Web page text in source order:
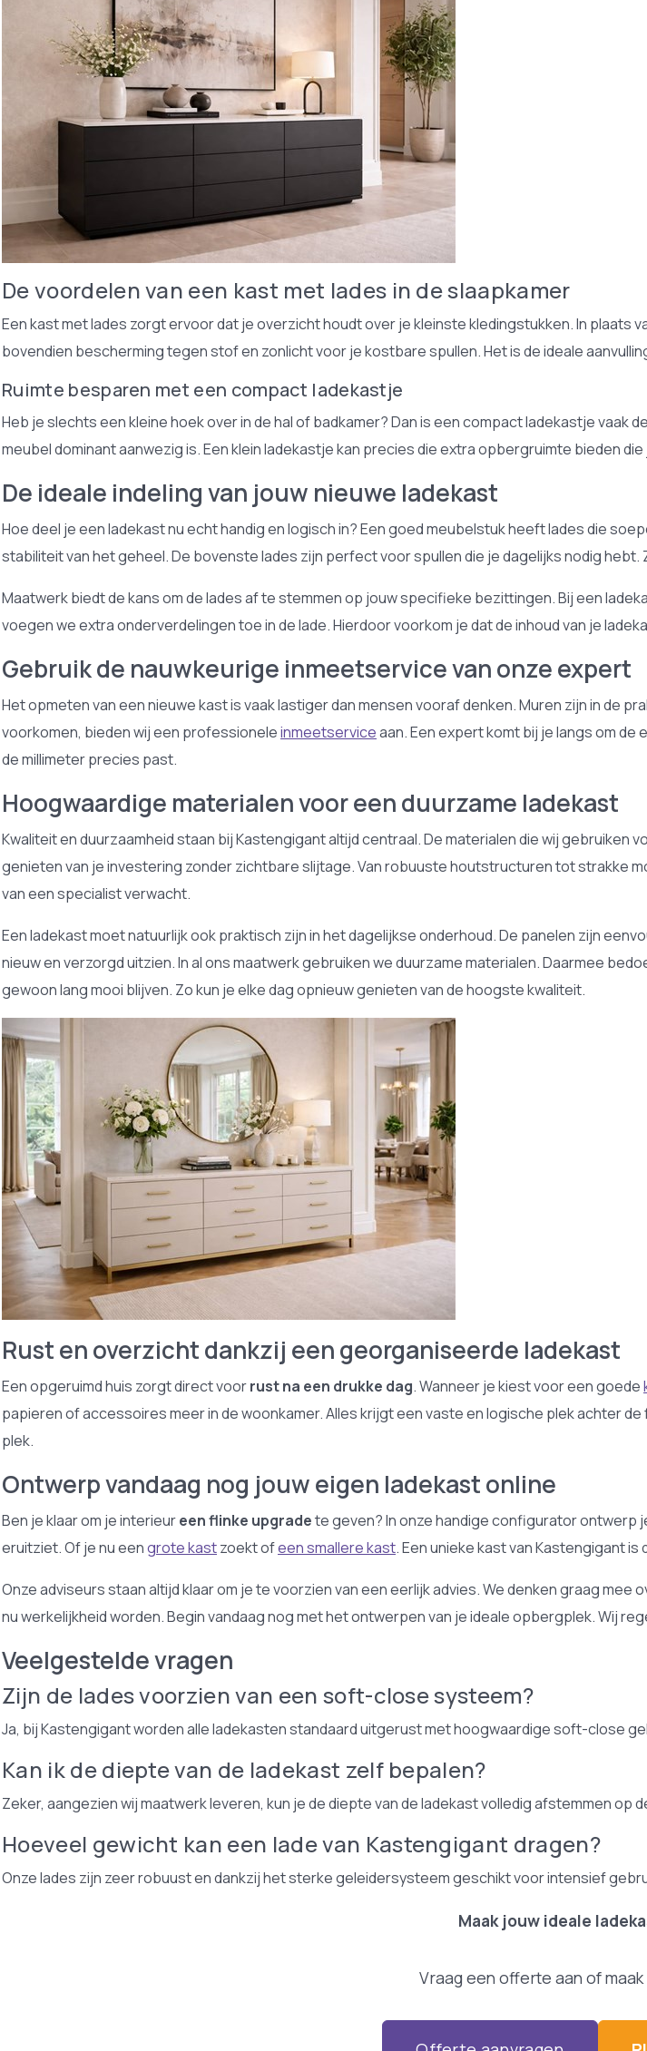
De voordelen van een kast met lades in de slaapkamer
Een kast met lades zorgt ervoor dat je overzicht houdt over je kleinste kledingstukken. In plaats
bovendien bescherming tegen stof en zonlicht voor je kostbare spullen. Het is de ideale
Ruimte besparen met een compact ladekastje
Heb je slechts een kleine hoek over in de hal of badkamer? Dan is een compact ladekastje
meubel dominant aanwezig is. Een klein ladekastje kan precies die extra opbergruimte bieden
De ideale indeling van jouw nieuwe ladekast
Hoe deel je een ladekast nu echt handig en logisch in? Een goed meubelstuk heeft lades die
stabiliteit van het geheel. De bovenste lades zijn perfect voor spullen die je dagelijks nodig
Maatwerk biedt de kans om de lades af te stemmen op jouw specifieke bezittingen. Bij een
voegen we extra onderverdelingen toe in de lade. Hierdoor voorkom je dat de inhoud van je
Gebruik de nauwkeurige inmeetservice van onze expert
Het opmeten van een nieuwe kast is vaak lastiger dan mensen vooraf denken. Muren zijn in de
voorkomen, bieden wij een professioneleinmeetserviceaan. Een expert komt bij je langs om
de millimeter precies past.
Hoogwaardige materialen voor een duurzame ladekast
Kwaliteit en duurzaamheid staan bij Kastengigant altijd centraal. De materialen die wij
genieten van je investering zonder zichtbare slijtage. Van robuuste houtstructuren tot strakke
van een specialist verwacht.
Een ladekast moet natuurlijk ook praktisch zijn in het dagelijkse onderhoud. De panelen zijn
nieuw en verzorgd uitzien. In al ons maatwerk gebruiken we duurzame materialen. Daarmee
gewoon lang mooi blijven. Zo kun je elke dag opnieuw genieten van de hoogste kwaliteit.
Rust en overzicht dankzij een georganiseerde ladekast
Een opgeruimd huis zorgt direct voorrust na een drukke dag. Wanneer je kiest voor een goede
papieren of accessoires meer in de woonkamer. Alles krijgt een vaste en logische plek achter
plek.
Ontwerp vandaag nog jouw eigen ladekast online
Ben je klaar om je interieureen flinke upgradete geven? In onze handige configurator ontwerp
eruitziet. Of je nu eengrote kastzoekt ofeen smallere kast. Een unieke kast van Kastengigant
Onze adviseurs staan altijd klaar om je te voorzien van een eerlijk advies. We denken graag
nu werkelijkheid worden. Begin vandaag nog met het ontwerpen van je ideale opbergplek. Wij
Veelgestelde vragen
Zijn de lades voorzien van een soft-close systeem?
Ja, bij Kastengigant worden alle ladekasten standaard uitgerust met hoogwaardige soft-close
Kan ik de diepte van de ladekast zelf bepalen?
Zeker, aangezien wij maatwerk leveren, kun je de diepte van de ladekast volledig afstemmen op
Hoeveel gewicht kan een lade van Kastengigant dragen?
Onze lades zijn zeer robuust en dankzij het sterke geleidersysteem geschikt voor intensief
Maak jouw ideale
Vraag een offerte aan of